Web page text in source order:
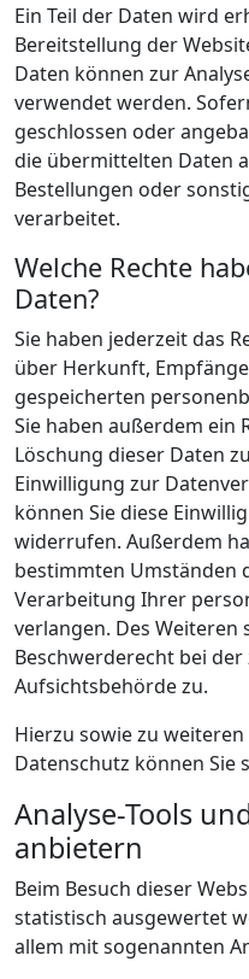
Ein Teil der Daten wird
Bereitstellung der
Daten können zur
verwendet werden.
geschlossen oder
die übermittelten Daten
Bestellungen oder
verarbeitet.
Welche Rechte
Daten?
Sie haben jederzeit das
über Herkunft,
gespeicherten
Sie haben außerdem ein
Löschung dieser Daten
Einwilligung zur
können Sie diese
widerrufen. Außerdem
bestimmten Umständen
Verarbeitung Ihrer
verlangen. Des Weiteren
Beschwerderecht bei
Aufsichtsbehörde zu.
Hierzu sowie zu
Datenschutz können Sie
Analyse-Tools
anbietern
Beim Besuch dieser
statistisch ausgewertet
allem mit sogenannten